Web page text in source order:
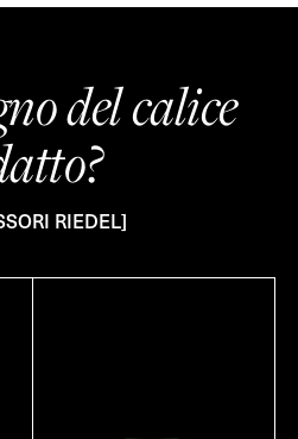
del calice
RIEDEL]